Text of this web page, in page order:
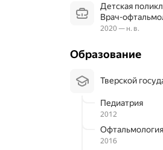
Детская
Врач-
2020 — н. в.
Образование
Тверской
Педиатрия
2012
Офтальмология
2016